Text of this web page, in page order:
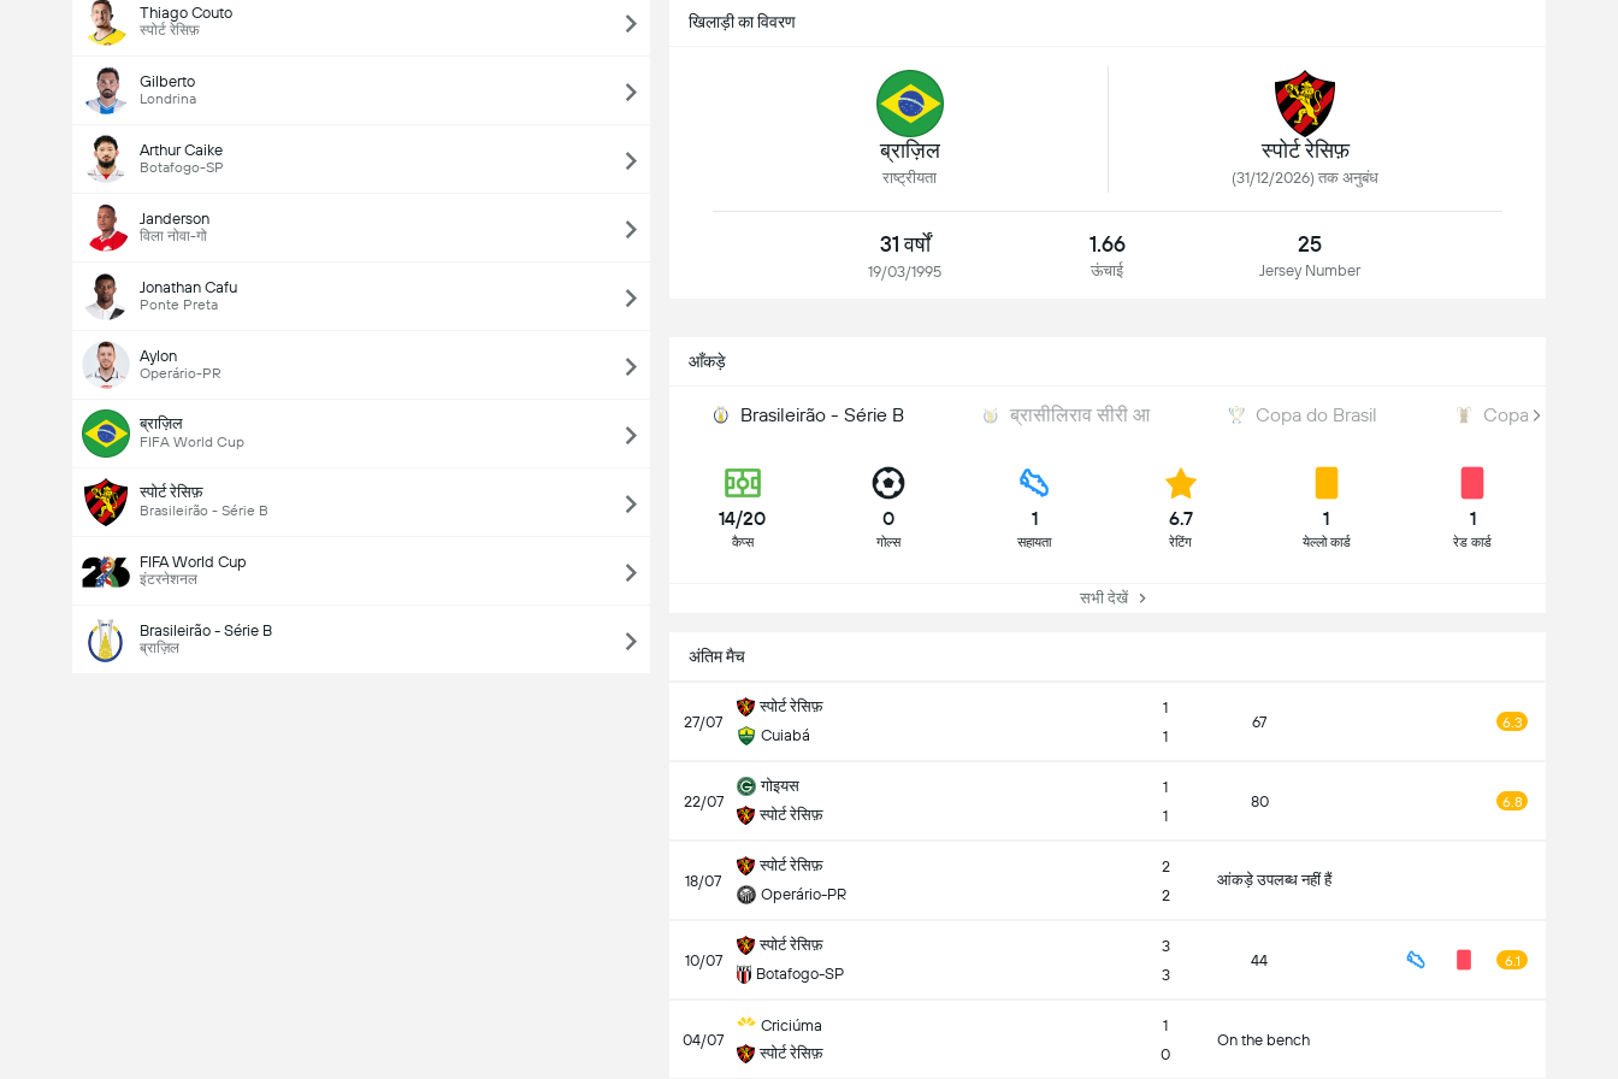
Thiago Couto
स्पोर्ट रेसिफ़
Gilberto
Londrina
Arthur Caike
Botafogo-SP
Janderson
विला नोवा-गो
Jonathan Cafu
Ponte Preta
Aylon
Operário-PR
ब्राज़िल
FIFA World Cup
स्पोर्ट रेसिफ़
Brasileirão - Série B
FIFA World Cup
इंटरनेशनल
Brasileirão - Série B
ब्राज़िल
खिलाड़ी का विवरण
ब्राज़िल
राष्ट्रीयता
स्पोर्ट रेसिफ़
(31/12/2026) तक अनुबंध
31 वर्षों
19/03/1995
1.66
ऊंचाई
25
Jersey Number
आँकड़े
Brasileirão - Série B ब्रासीलिराव सीरी आ Copa do Brasil Copa do
14/20
कैप्स
0
गोल्स
1
सहायता
6.7
रेटिंग
1
येल्लो कार्ड
1
रेड कार्ड
सभी देखें
अंतिम मैच
27/07
स्पोर्ट रेसिफ़
Cuiabá
1
1
67 6.3
22/07
गोइयस
स्पोर्ट रेसिफ़
1
1
80 6.8
18/07
स्पोर्ट रेसिफ़
Operário-PR
2
2
आंकड़े उपलब्ध नहीं हैं
10/07
स्पोर्ट रेसिफ़
Botafogo-SP
3
3
44 6.1
04/07
Criciúma
स्पोर्ट रेसिफ़
1
0
On the bench